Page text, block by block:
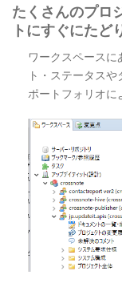
たくさんのプロ
トにすぐにたど
ワークスペース
ト・ステータス
ポートフォリオに